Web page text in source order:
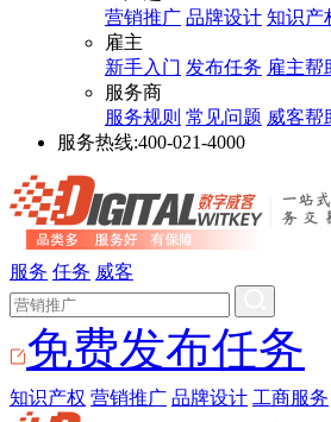
营销推广 品牌设计 知识产
雇主
新手入门 发布任务 雇主帮
服务商
服务规则 常见问题 威客帮
服务热线:400-021-4000
服务 任务 威客
免费发布任务
知识产权 营销推广 品牌设计 工商服务